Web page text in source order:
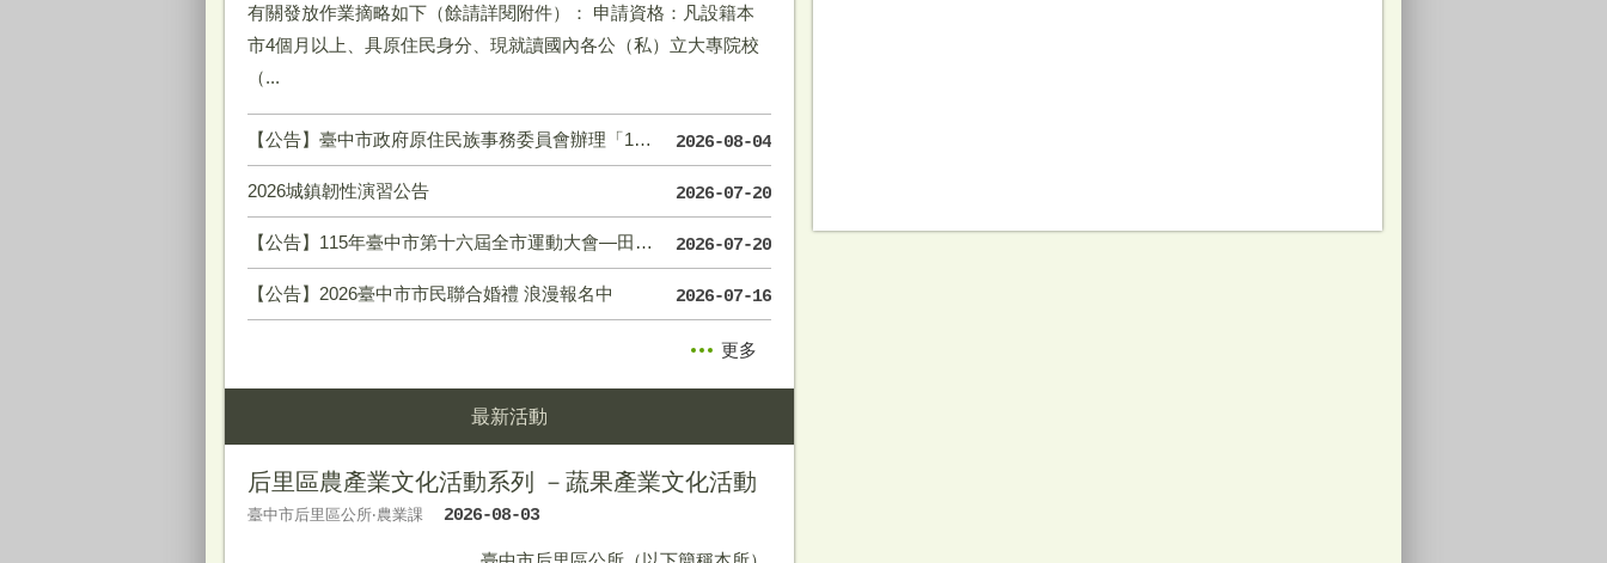
有關發放作業摘略如下（餘請詳閱附件）： 申請資格：凡設籍本
市4個月以上、具原住民身分、現就讀國內各公（私）立大專院校
（...
【公告】臺中市政府原住民族事務委員會辦理「115年度原住民學生電腦設備補助」，因年度經費用罄，自即日起停止受理申請 2026-08-04
2026城鎮韌性演習公告 2026-07-20
【公告】115年臺中市第十六屆全市運動大會—田徑不成賽項目一覽表 2026-07-20
【公告】2026臺中市市民聯合婚禮 浪漫報名中 2026-07-16
更多
最新活動
后里區農產業文化活動系列 －蔬果產業文化活動
臺中市后里區公所‧農業課 2026-08-03